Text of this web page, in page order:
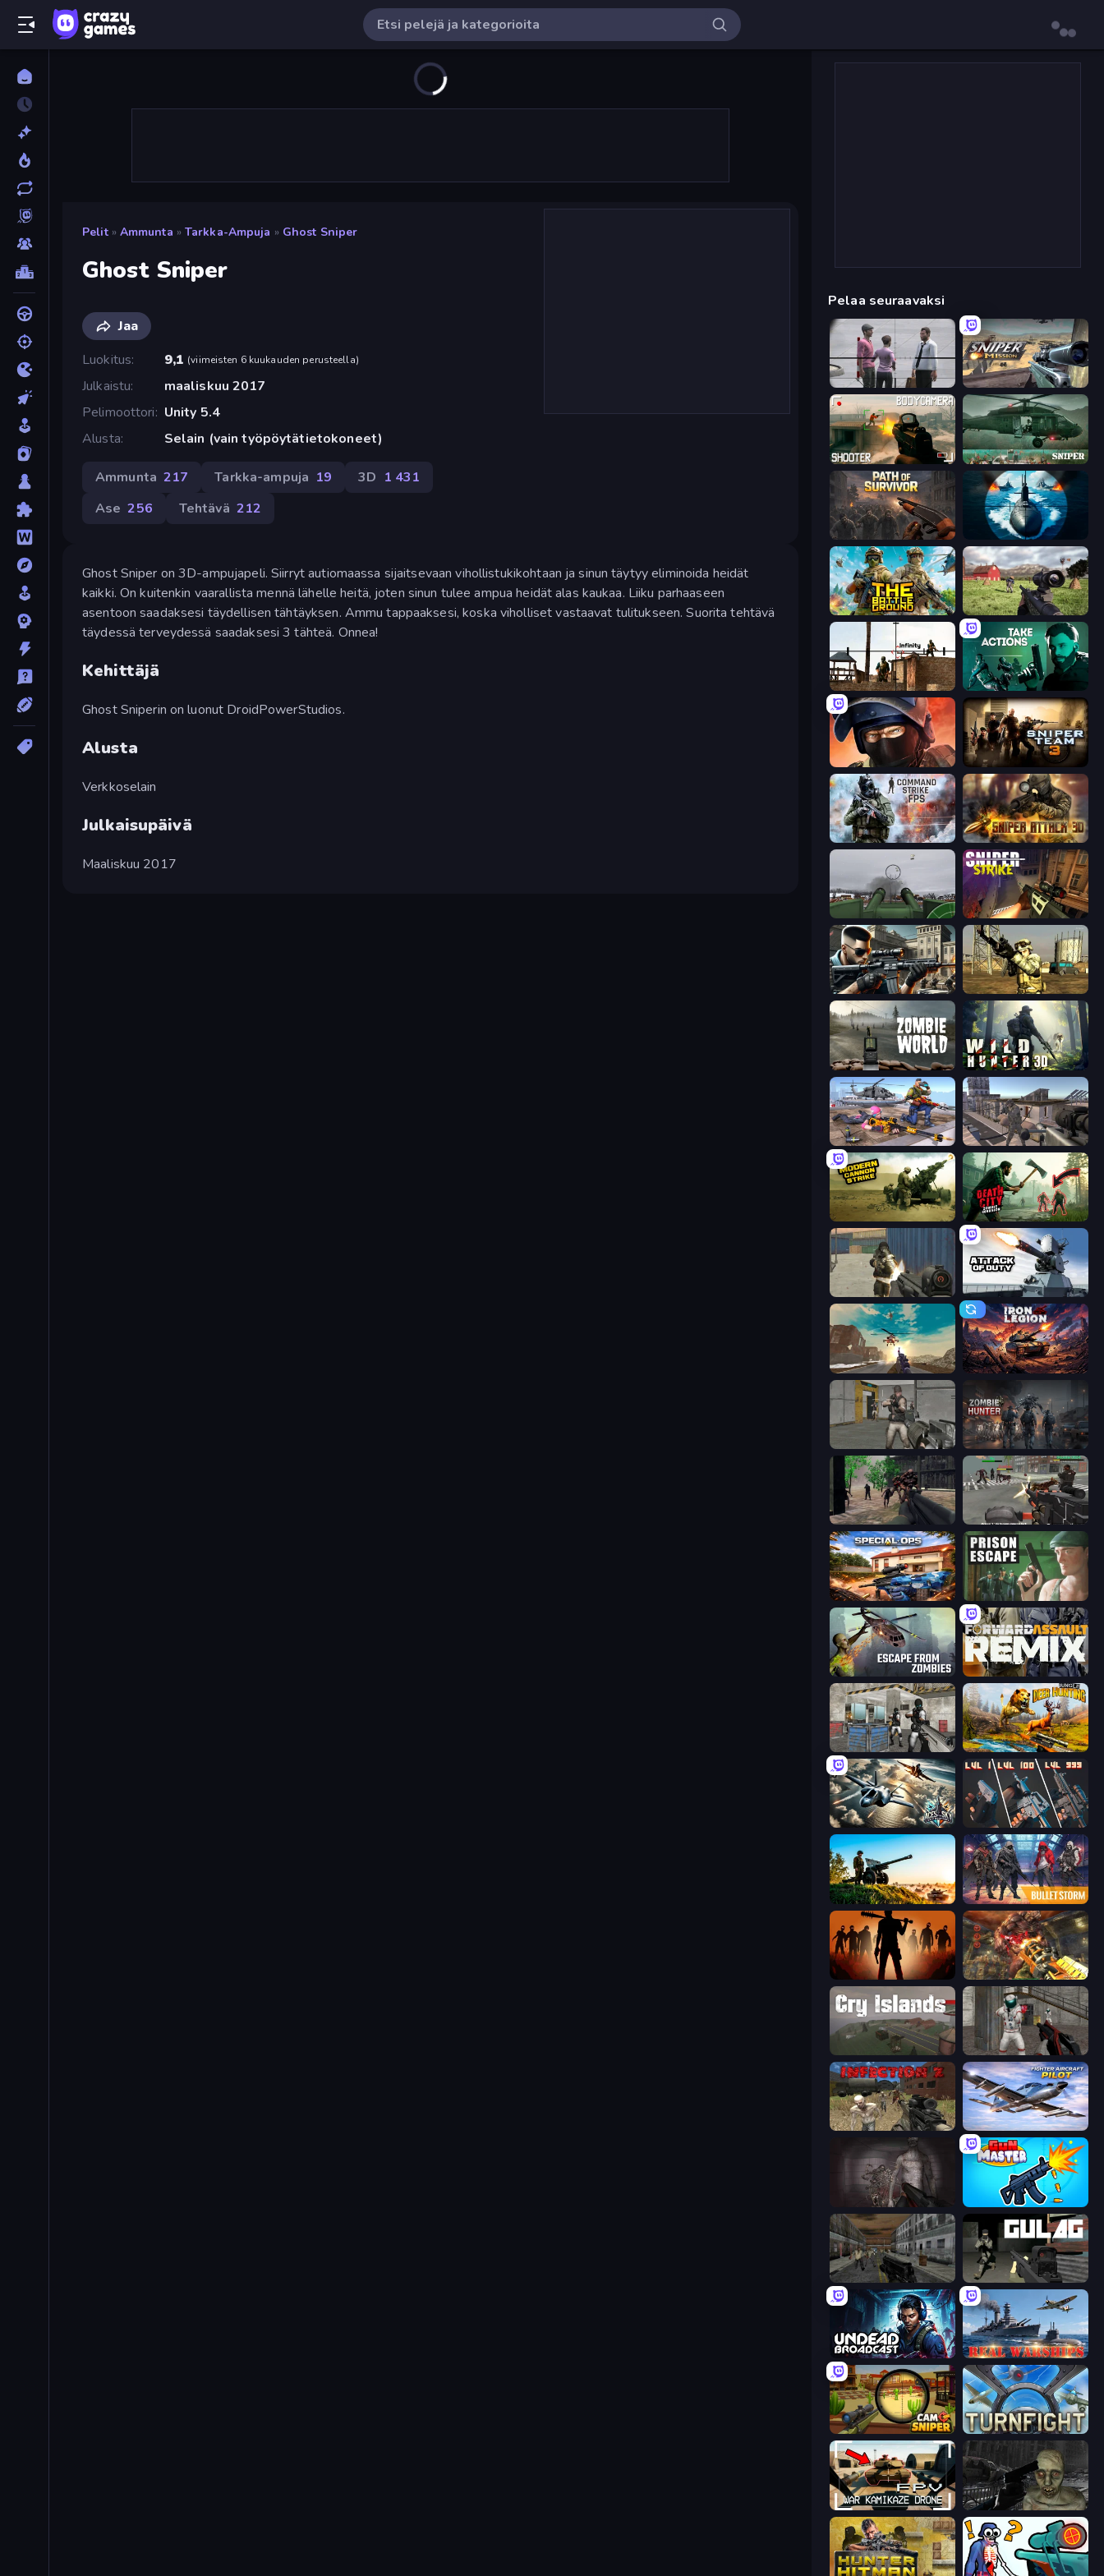
Pelit » Ammunta » Tarkka-Ampuja » Ghost Sniper
Ghost Sniper
Jaa
Luokitus
9,1 (viimeisten 6 kuukauden perusteella)
Julkaistu
maaliskuu 2017
Pelimoottori
Unity 5.4
Alusta
Selain (vain työpöytätietokoneet)
Ammunta 217 Tarkka-ampuja 19 3D 1 431
Ase 256 Tehtävä 212
Ghost Sniper on 3D-ampujapeli. Siirryt autiomaassa sijaitsevaan vihollistukikohtaan ja sinun täytyy eliminoida heidät
kaikki. On kuitenkin vaarallista mennä lähelle heitä, joten sinun tulee ampua heidät alas kaukaa. Liiku parhaaseen
asentoon saadaksesi täydellisen tähtäyksen. Ammu tappaaksesi, koska viholliset vastaavat tulitukseen. Suorita tehtävä
täydessä terveydessä saadaksesi 3 tähteä. Onnea!
Kehittäjä
Ghost Sniperin on luonut DroidPowerStudios.
Alusta
Verkkoselain
Julkaisupäivä
Maaliskuu 2017
Pelaa seuraavaksi
Sniper Mission
BodyCamera Shooter SNIPER
Path of Survivor Ships Battlefield 3D
The Battleground Dead Zed
Lethal Sniper 3D: Army Soldier Take Actions
Bullet Force Sniper Team 3
Command Strike FPS Sniper Attack 3D: Shooting War
Flakmeister Sniper Strike
Sure Shot Mountain Operation
Zombie World Wild Hunter 3D
FPS Commando Gun Shooting Game Mad Boss
Modern Cannon Strike Death City Zombie Invasion
Masked Forces Attack of Duty
Grandfather Road Chase: Shooter Iron Legion
Warfare Area Zombie Hunter
Sudden Attack Masked Forces: Zombie Survival
Special Ops: GO Prison Escape
Escape from Zombies Forward Assault Remix
Bullet Fury 2 Jungle Deer Hunting
Aces of the Sky: Epic Dogfights The Range 3D
Artillery Vs Tanks Bulletstorm
Deads on the Road Cemetery Warrior 4
Battle Area
Infection Z Fighter Aircraft Pilot
Gun Master 3D
Silent Insanity Psychological Trauma Gulag
Undead Broadcast Real Warships
Camo Sniper Turnfight
FPV War Kamikaze Drone C-Virus Game: Outbreak